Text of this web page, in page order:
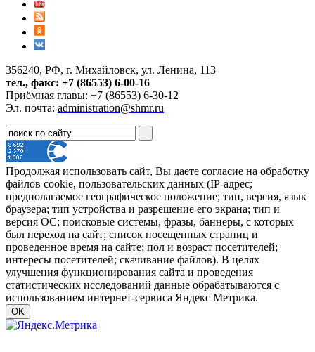
356240, РФ, г. Михайловск, ул. Ленина, 113
тел., факс: +7 (86553) 6-00-16
Приёмная главы: +7 (86553) 6-30-12
Эл. почта: administration@shmr.ru
Продолжая использовать сайт, Вы даете согласие на обработку
файлов cookie, пользовательских данных (IP-адрес;
предполагаемое географическое положение; тип, версия, язык
браузера; тип устройства и разрешение его экрана; тип и
версия ОС; поисковые системы, фразы, баннеры, с которых
был переход на сайт; список посещенных страниц и
проведенное время на сайте; пол и возраст посетителей;
интересы посетителей; скачивание файлов). В целях
улучшения функционирования сайта и проведения
статистических исследований данные обрабатываются с
использованием интернет-сервиса Яндекс Метрика.
OK